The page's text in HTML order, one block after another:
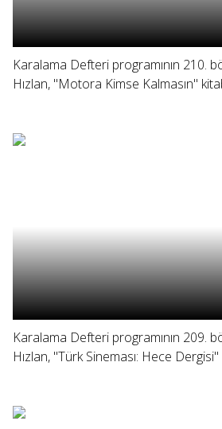
Karalama Defteri programının 210.
Hızlan, "Motora Kimse Kalmasın"
Karalama Defteri programının 209.
Hızlan, "Türk Sineması: Hece Dergisi"